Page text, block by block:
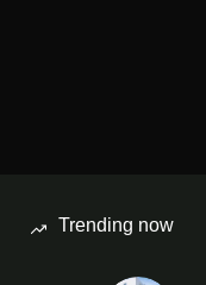
Trending now